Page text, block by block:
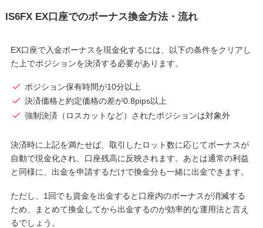
IS6FX EX口座でのボーナス換金方法・流れ
EX口座で入金ボーナスを現金化するには、以下の条件をクリアし
た上でポジションを決済する必要があります。
ポジション保有時間が10分以上
決済価格と約定価格の差が0.8pips以上
強制決済（ロスカットなど）されたポジションは対象外
決済時に上記を満たせば、取引したロット数に応じてボーナスが
自動で現金化され、口座残高に反映されます。あとは通常の利益
と同様に、出金を申請するだけで換金分も一緒に出金できます。
ただし、1回でも資金を出金すると口座内のボーナスが消滅する
ため、まとめて換金してから出金するのが効率的な運用法と言え
るでしょう。